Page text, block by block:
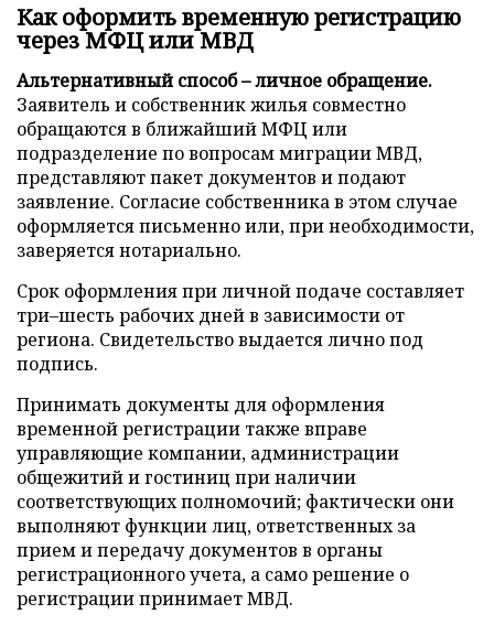
Как оформить временную регистрацию
через МФЦ или МВД
Альтернативный способ – личное обращение.
Заявитель и собственник жилья совместно
обращаются в ближайший МФЦ или
подразделение по вопросам миграции МВД,
представляют пакет документов и подают
заявление. Согласие собственника в этом случае
оформляется письменно или, при необходимости,
заверяется нотариально.
Срок оформления при личной подаче составляет
три–шесть рабочих дней в зависимости от
региона. Свидетельство выдается лично под
подпись.
Принимать документы для оформления
временной регистрации также вправе
управляющие компании, администрации
общежитий и гостиниц при наличии
соответствующих полномочий; фактически они
выполняют функции лиц, ответственных за
прием и передачу документов в органы
регистрационного учета, а само решение о
регистрации принимает МВД.